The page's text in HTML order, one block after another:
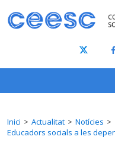
Inici Actualitat
Notícies
Educadors socials a les